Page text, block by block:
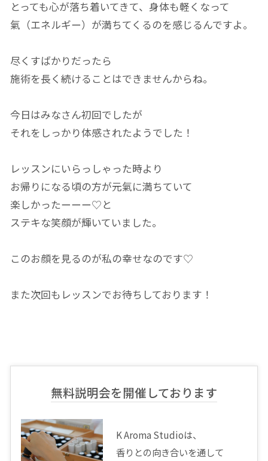
とっても心が落ち着いてきて、身体も軽くなって
氣（エネルギー）が満ちてくるのを感じるんですよ。
尽くすばかりだったら
施術を長く続けることはできませんからね。
今日はみなさん初回でしたが
それをしっかり体感されたようでした！
レッスンにいらっしゃった時より
お帰りになる頃の方が元氣に満ちていて
楽しかったーーー♡と
ステキな笑顔が輝いていました。
このお顔を見るのが私の幸せなのです♡
また次回もレッスンでお待ちしております！
無料説明会を開催しております
K Aroma Studioは、
香りとの向き合いを通して